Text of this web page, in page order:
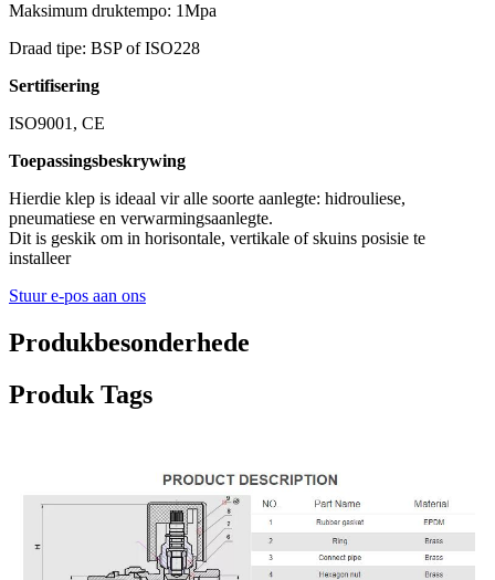
Maksimum druktempo: 1Mpa
Draad tipe: BSP of ISO228
Sertifisering
ISO9001, CE
Toepassingsbeskrywing
Hierdie klep is ideaal vir alle soorte aanlegte: hidrouliese,
pneumatiese en verwarmingsaanlegte.
Dit is geskik om in horisontale, vertikale of skuins posisie te
installeer
Stuur e-pos aan ons
Produkbesonderhede
Produk Tags